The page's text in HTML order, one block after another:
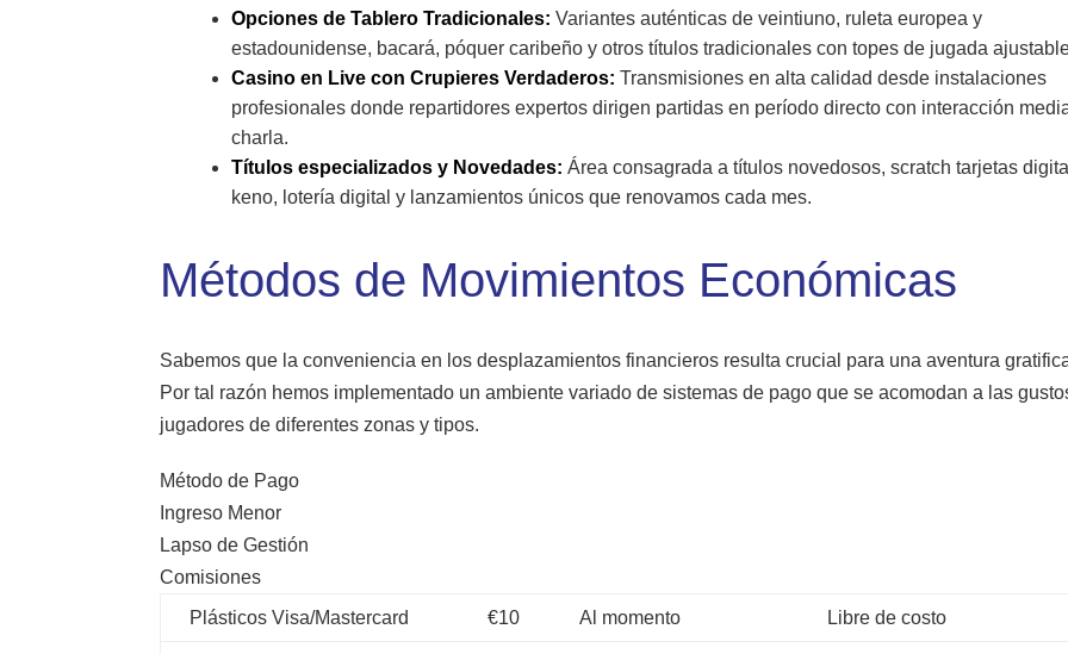
Opciones de Tablero Tradicionales: Variantes auténticas de veintiuno, ruleta europea y
estadounidense, bacará, póquer caribeño y otros títulos tradicionales con topes de jugada
Casino en Live con Crupieres Verdaderos: Transmisiones en alta calidad desde instalaciones
profesionales donde repartidores expertos dirigen partidas en período directo con interacción
charla.
Títulos especializados y Novedades: Área consagrada a títulos novedosos, scratch tarjetas
keno, lotería digital y lanzamientos únicos que renovamos cada mes.
Métodos de Movimientos Económicas
Sabemos que la conveniencia en los desplazamientos financieros resulta crucial para una aventura
Por tal razón hemos implementado un ambiente variado de sistemas de pago que se acomodan a las
jugadores de diferentes zonas y tipos.
Método de Pago
Ingreso Menor
Lapso de Gestión
Comisiones
Plásticos Visa/Mastercard
€10 Al momento Libre de costo